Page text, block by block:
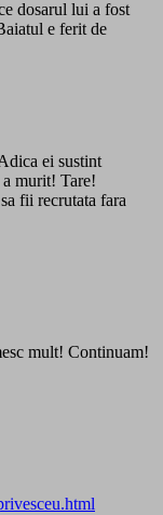
dosarul lui a fost
e ferit de
ei sustint
murit! Tare!
fii recrutata fara
mult! Continuam!